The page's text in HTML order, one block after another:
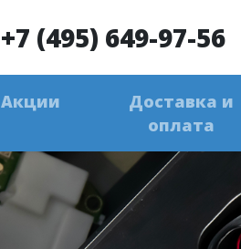
+7 (495) 649-97-56
Акции
Доставка и
оплата